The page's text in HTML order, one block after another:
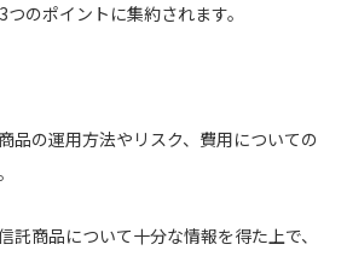
のポイントに集約されます。
品の運用方法やリスク、費用についての
託商品について十分な情報を得た上で、